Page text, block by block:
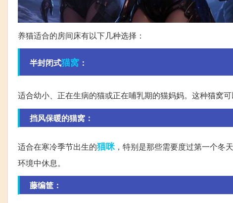
养猫适合的房间床有以下几种选择：
半封闭式猫窝 ：
适合幼小、正在生病的猫或正在哺乳期的猫妈妈。这种猫窝
挡风保暖的猫窝：
适合在寒冷季节出生的猫咪，特别是那些需要度过第一个冬
环境中休息。
藤编筐：